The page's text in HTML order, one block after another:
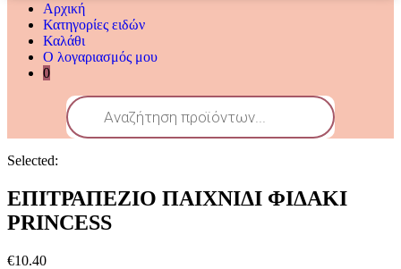
Αρχική
Κατηγορίες ειδών
Καλάθι
Ο λογαριασμός μου
0
Products
search
Selected:
ΕΠΙΤΡΑΠΕΖΙΟ ΠΑΙΧΝΙΔΙ ΦΙΔΑΚΙ
PRINCESS
€10.40